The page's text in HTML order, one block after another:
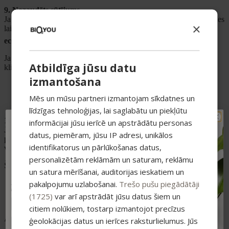
9. Nozaudēts sūtījums
Ja izsekošanas informācija norāda, ka sūtījums ir nozaudēts piegādes
laikā, lūdzam sazināties ar mums pa e-pastu
ecommerce@bio2you.eu
Ja pēc pārbaudes tiek apstiprināts, ka sūtījums ir pazudis tranzītā,
klientam ir tiesības:
saņemt pilnu atmaksu, tai skaitā piegādes maksu; vai
vienoties par atkārtotu nosūtīšanu ar citu piegādes veidu vai
piegādes partneri.
10. Neizņemts sūtījums
Ja klients neizņem sūtījumu no pakomāta vai citādi nesadarbojas
piegādes saņemšanā piegādes partnera noteiktajā termiņā, sūtījums
var tikt nosūtīts atpakaļ mums.
Šādā gadījumā klientam ir jāsazinās ar mums, lai vienotos par:
atkārtotu nosūtīšanu; vai
atteikšanos no pasūtījuma saskaņā ar piemērojamiem
normatīvajiem aktiem.
Atkārtotas nosūtīšanas izmaksas sedz klients.
×
Atbildīga jūsu datu
izmantošana
Mēs un mūsu partneri izmantojam sīkdatnes un
līdzīgas tehnoloģijas, lai saglabātu un piekļūtu
informācijai jūsu ierīcē un apstrādātu personas
datus, piemēram, jūsu IP adresi, unikālos
identifikatorus un pārlūkošanas datus,
personalizētām reklāmām un saturam, reklāmu
un satura mērīšanai, auditorijas ieskatiem un
pakalpojumu uzlabošanai. Trešo pušu piegādātāji
(1725) var arī apstrādāt jūsu datus šiem un
citiem nolūkiem, tostarp izmantojot precīzus
ģeolokācijas datus un ierīces raksturlielumus. Jūs
TAVAM PIRMAJAM
PIRKUMAM PAPILDUS
-15% ATLAIDE!
Pieraksties jaunumiem un saņem īpašu
atlaidi savam pirmajam pasūtījumam.
Atlaide summējas ar esošajiem piedāvājumiem
pirkumiem virs 25 €